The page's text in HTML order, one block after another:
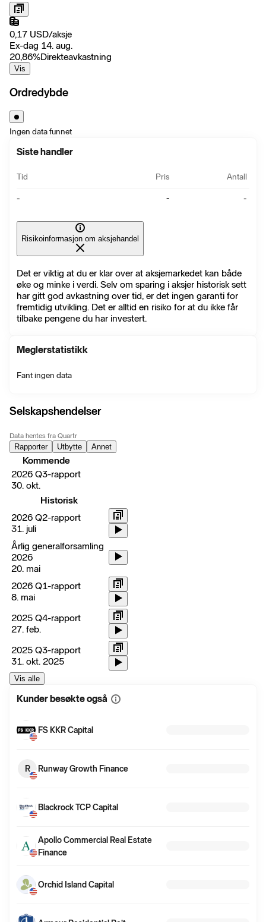
0,17 USD/aksje
Ex-dag 14. aug.
20,86%Direkteavkastning
Vis
Ordredybde
Ingen data funnet
Siste handler
Tid Pris Antall
- - -
Risikoinformasjon om aksjehandel
Det er viktig at du er klar over at aksjemarkedet kan både
øke og minke i verdi. Selv om sparing i aksjer historisk sett
har gitt god avkastning over tid, er det ingen garanti for
fremtidig utvikling. Det er alltid en risiko for at du ikke får
tilbake pengene du har investert.
Meglerstatistikk
Fant ingen data
Selskapshendelser
Data hentes fra Quartr
Rapporter Utbytte Annet
Kommende
2026 Q3-rapport
30. okt.
Historisk
2026 Q2-rapport
31. juli
Årlig generalforsamling
2026
20. mai
2026 Q1-rapport
8. mai
2025 Q4-rapport
27. feb.
2025 Q3-rapport
31. okt. 2025
Vis alle
Kunder besøkte også Vis
FS KKR Capital
R Runway Growth Finance
Blackrock TCP Capital
Apollo Commercial Real Estate
Finance
Orchid Island Capital